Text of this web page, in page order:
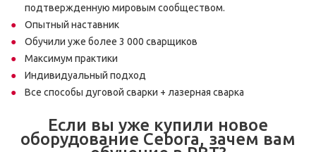
подтвержденную мировым сообществом.
Опытный наставник
Обучили уже более 3 000 сварщиков
Максимум практики
Индивидуальный подход
Все способы дуговой сварки + лазерная сварка
Если вы уже купили новое
оборудование Cebora, зачем вам